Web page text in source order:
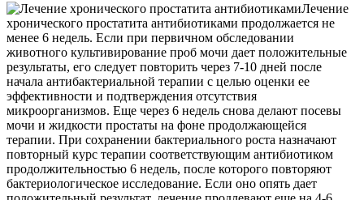
Лечение
хронического простатита антибиотиками продолжается не
менее 6 недель. Если при первичном обследовании
животного культивирование проб мочи дает положительные
результаты, его следует повторить через 7-10 дней после
начала антибактериальной терапии с целью оценки ее
эффективности и подтверждения отсутствия
микроорганизмов. Еще через 6 недель снова делают посевы
мочи и жидкости простаты на фоне продолжающейся
терапии. При сохранении бактериального роста назначают
повторный курс терапии соответствующим антибиотиком
продолжительностью 6 недель, после которого повторяют
бактериологическое исследование. Если оно опять дает